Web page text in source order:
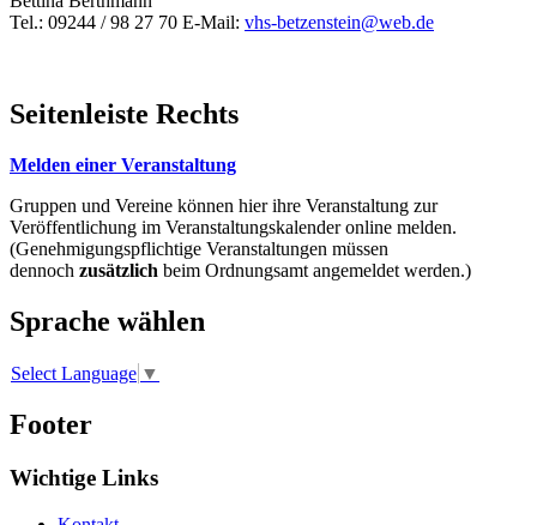
Tel.: 09244 / 98 27 70 E-Mail: vhs-betzenstein@web.de
Seitenleiste Rechts
Melden einer Veranstaltung
Gruppen und Vereine können hier ihre Veranstaltung zur
Veröffentlichung im Veranstaltungskalender online melden.
(Genehmigungspflichtige Veranstaltungen müssen
dennoch zusätzlich beim Ordnungsamt angemeldet werden.)
Sprache wählen
Select Language ▼
Footer
Wichtige Links